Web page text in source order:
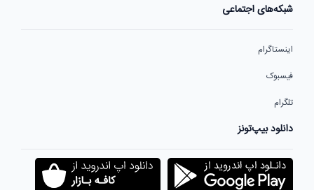
شبکه‌های اجتماعی
اینستاگرام
فیسبوک
تلگرام
دانلود بیپ‌تونز